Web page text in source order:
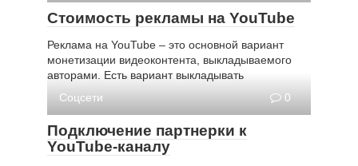
Стоимость рекламы на YouTube
Реклама на YouTube – это основной вариант
монетизации видеоконтента, выкладываемого
авторами. Есть вариант выкладывать
Соцсети
0
Подключение партнерки к
YouTube-каналу